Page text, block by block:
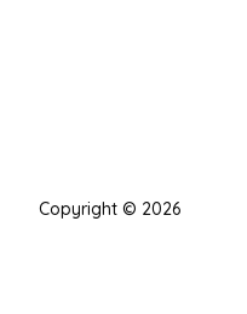
Copyright © 2026